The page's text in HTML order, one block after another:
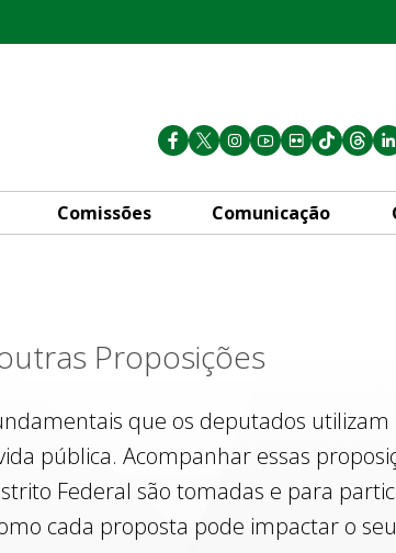
Comissões Comunicação
Proposições
que os deputados utilizam
pública. Acompanhar essas
Federal são tomadas e para
cada proposta pode impactar o